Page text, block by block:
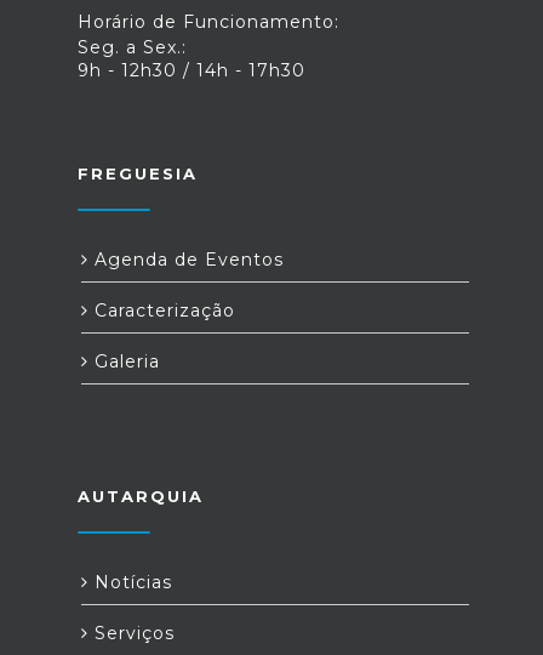
Horário de Funcionamento:
Seg. a Sex.:
9h - 12h30 / 14h - 17h30
FREGUESIA
Agenda de Eventos
Caracterização
Galeria
AUTARQUIA
Notícias
Serviços